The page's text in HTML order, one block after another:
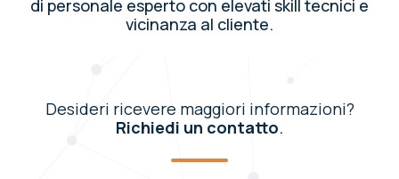
di personale esperto con elevati skill tecnici e
vicinanza al cliente.
Desideri ricevere maggiori informazioni?
Richiedi un contatto.